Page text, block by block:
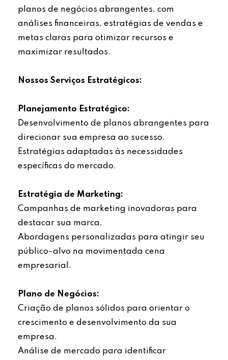
planos de negócios abrangentes, com
análises financeiras, estratégias de vendas e
metas claras para otimizar recursos e
maximizar resultados.
Nossos Serviços Estratégicos:
Planejamento Estratégico:
Desenvolvimento de planos abrangentes para
direcionar sua empresa ao sucesso.
Estratégias adaptadas às necessidades
específicas do mercado.
Estratégia de Marketing:
Campanhas de marketing inovadoras para
destacar sua marca.
Abordagens personalizadas para atingir seu
público-alvo na movimentada cena
empresarial.
Plano de Negócios:
Criação de planos sólidos para orientar o
crescimento e desenvolvimento da sua
empresa.
Análise de mercado para identificar